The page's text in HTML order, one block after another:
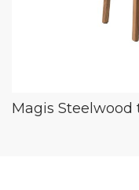
Magis Steelwood